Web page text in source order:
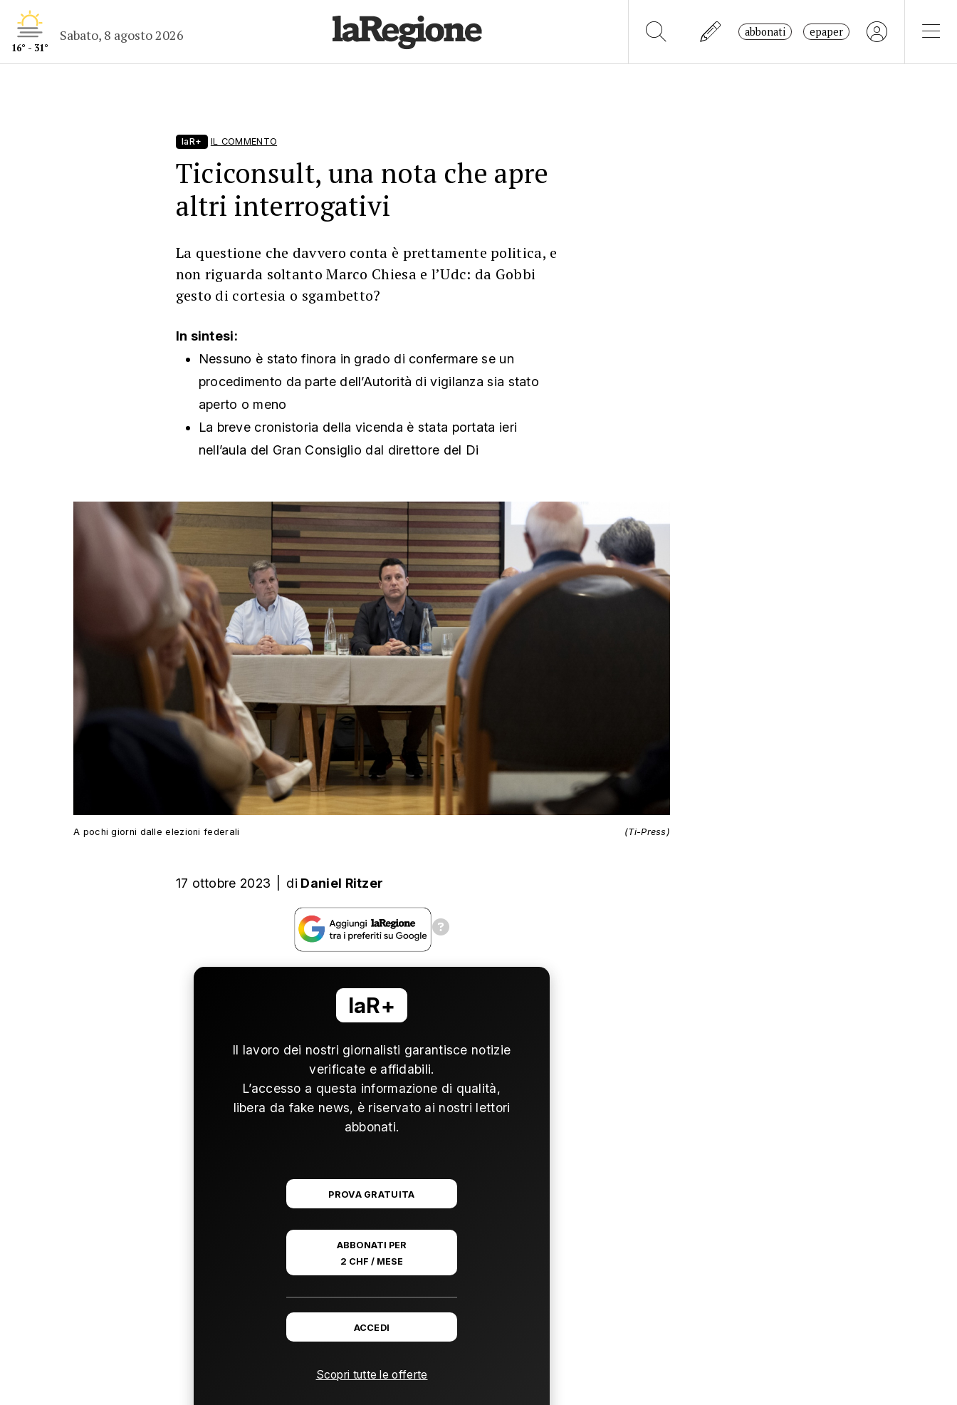
16° - 31°
Sabato, 8 agosto 2026 abbonati epaper
laR+ IL COMMENTO
Ticiconsult, una nota che apre
altri interrogativi
La questione che davvero conta è prettamente politica, e
non riguarda soltanto Marco Chiesa e l’Udc: da Gobbi
gesto di cortesia o sgambetto?
In sintesi:
Nessuno è stato finora in grado di confermare se un
procedimento da parte dell’Autorità di vigilanza sia stato
aperto o meno
La breve cronistoria della vicenda è stata portata ieri
nell’aula del Gran Consiglio dal direttore del Di
A pochi giorni dalle elezioni federali (Ti-Press)
17 ottobre 2023 di Daniel Ritzer
laR+
Il lavoro dei nostri giornalisti garantisce notizie
verificate e affidabili.
L’accesso a questa informazione di qualità,
libera da fake news, è riservato ai nostri lettori
abbonati.
PROVA GRATUITA
ABBONATI PER
2 CHF / MESE
ACCEDI
Scopri tutte le offerte